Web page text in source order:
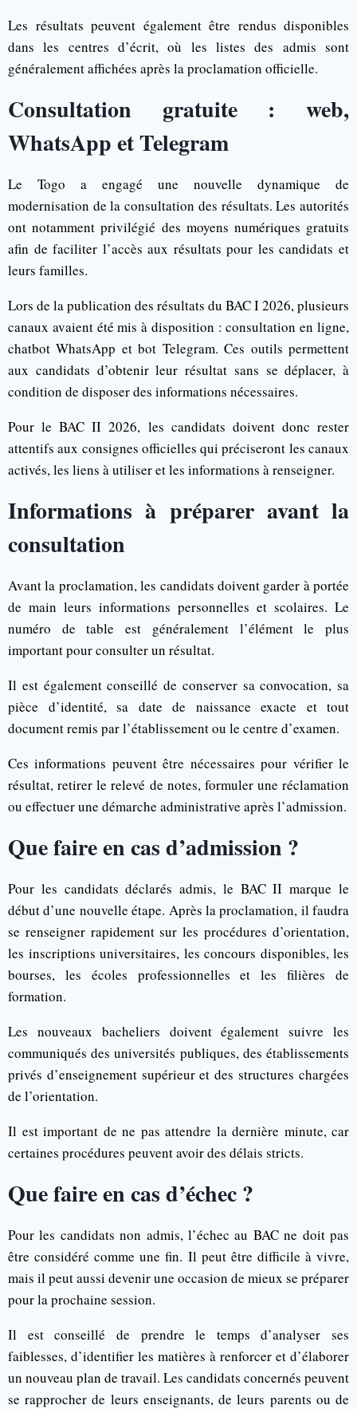
Les résultats peuvent également être rendus disponibles
dans les centres d’écrit, où les listes des admis sont
généralement affichées après la proclamation officielle.
Consultation gratuite : web,
WhatsApp et Telegram
Le Togo a engagé une nouvelle dynamique de
modernisation de la consultation des résultats. Les autorités
ont notamment privilégié des moyens numériques gratuits
afin de faciliter l’accès aux résultats pour les candidats et
leurs familles.
Lors de la publication des résultats du BAC I 2026, plusieurs
canaux avaient été mis à disposition : consultation en ligne,
chatbot WhatsApp et bot Telegram. Ces outils permettent
aux candidats d’obtenir leur résultat sans se déplacer, à
condition de disposer des informations nécessaires.
Pour le BAC II 2026, les candidats doivent donc rester
attentifs aux consignes officielles qui préciseront les canaux
activés, les liens à utiliser et les informations à renseigner.
Informations à préparer avant la
consultation
Avant la proclamation, les candidats doivent garder à portée
de main leurs informations personnelles et scolaires. Le
numéro de table est généralement l’élément le plus
important pour consulter un résultat.
Il est également conseillé de conserver sa convocation, sa
pièce d’identité, sa date de naissance exacte et tout
document remis par l’établissement ou le centre d’examen.
Ces informations peuvent être nécessaires pour vérifier le
résultat, retirer le relevé de notes, formuler une réclamation
ou effectuer une démarche administrative après l’admission.
Que faire en cas d’admission ?
Pour les candidats déclarés admis, le BAC II marque le
début d’une nouvelle étape. Après la proclamation, il faudra
se renseigner rapidement sur les procédures d’orientation,
les inscriptions universitaires, les concours disponibles, les
bourses, les écoles professionnelles et les filières de
formation.
Les nouveaux bacheliers doivent également suivre les
communiqués des universités publiques, des établissements
privés d’enseignement supérieur et des structures chargées
de l’orientation.
Il est important de ne pas attendre la dernière minute, car
certaines procédures peuvent avoir des délais stricts.
Que faire en cas d’échec ?
Pour les candidats non admis, l’échec au BAC ne doit pas
être considéré comme une fin. Il peut être difficile à vivre,
mais il peut aussi devenir une occasion de mieux se préparer
pour la prochaine session.
Il est conseillé de prendre le temps d’analyser ses
faiblesses, d’identifier les matières à renforcer et d’élaborer
un nouveau plan de travail. Les candidats concernés peuvent
se rapprocher de leurs enseignants, de leurs parents ou de